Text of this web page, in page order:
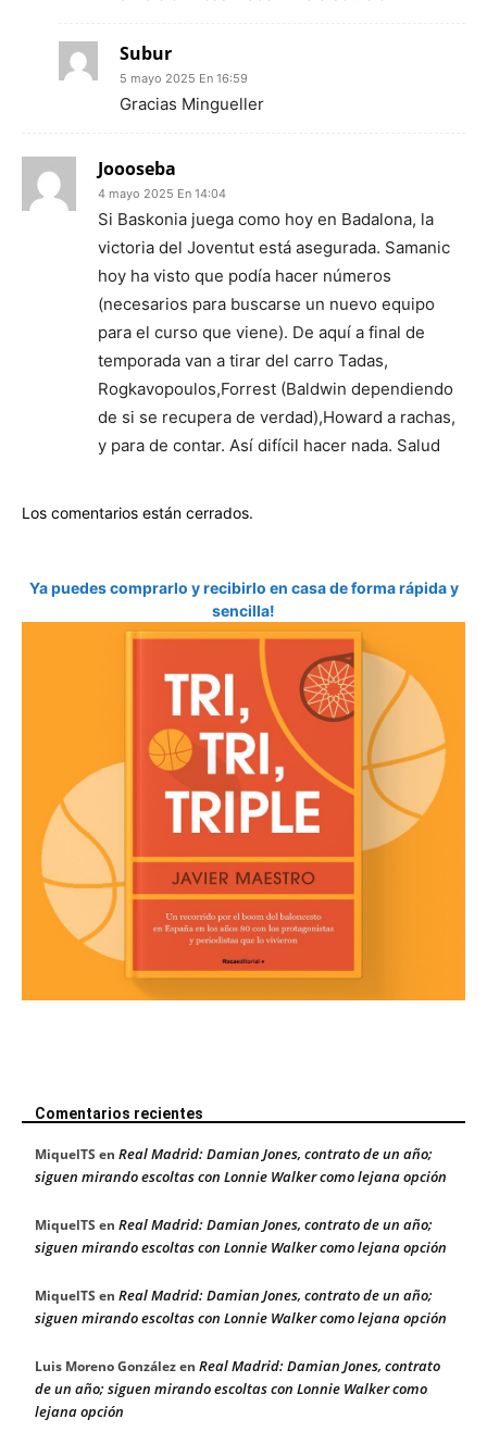
Subur
5 mayo 2025 En 16:59
Gracias Mingueller
Joooseba
4 mayo 2025 En 14:04
Si Baskonia juega como hoy en Badalona, la
victoria del Joventut está asegurada. Samanic
hoy ha visto que podía hacer números
(necesarios para buscarse un nuevo equipo
para el curso que viene). De aquí a final de
temporada van a tirar del carro Tadas,
Rogkavopoulos,Forrest (Baldwin dependiendo
de si se recupera de verdad),Howard a rachas,
y para de contar. Así difícil hacer nada. Salud
Los comentarios están cerrados.
Ya puedes comprarlo y recibirlo en casa de forma rápida y
sencilla!
Comentarios recientes
MiquelTS en Real Madrid: Damian Jones, contrato de un año;
siguen mirando escoltas con Lonnie Walker como lejana opción
MiquelTS en Real Madrid: Damian Jones, contrato de un año;
siguen mirando escoltas con Lonnie Walker como lejana opción
MiquelTS en Real Madrid: Damian Jones, contrato de un año;
siguen mirando escoltas con Lonnie Walker como lejana opción
Luis Moreno Gonzálezen Real Madrid: Damian Jones, contrato
de un año; siguen mirando escoltas con Lonnie Walker como
lejana opción